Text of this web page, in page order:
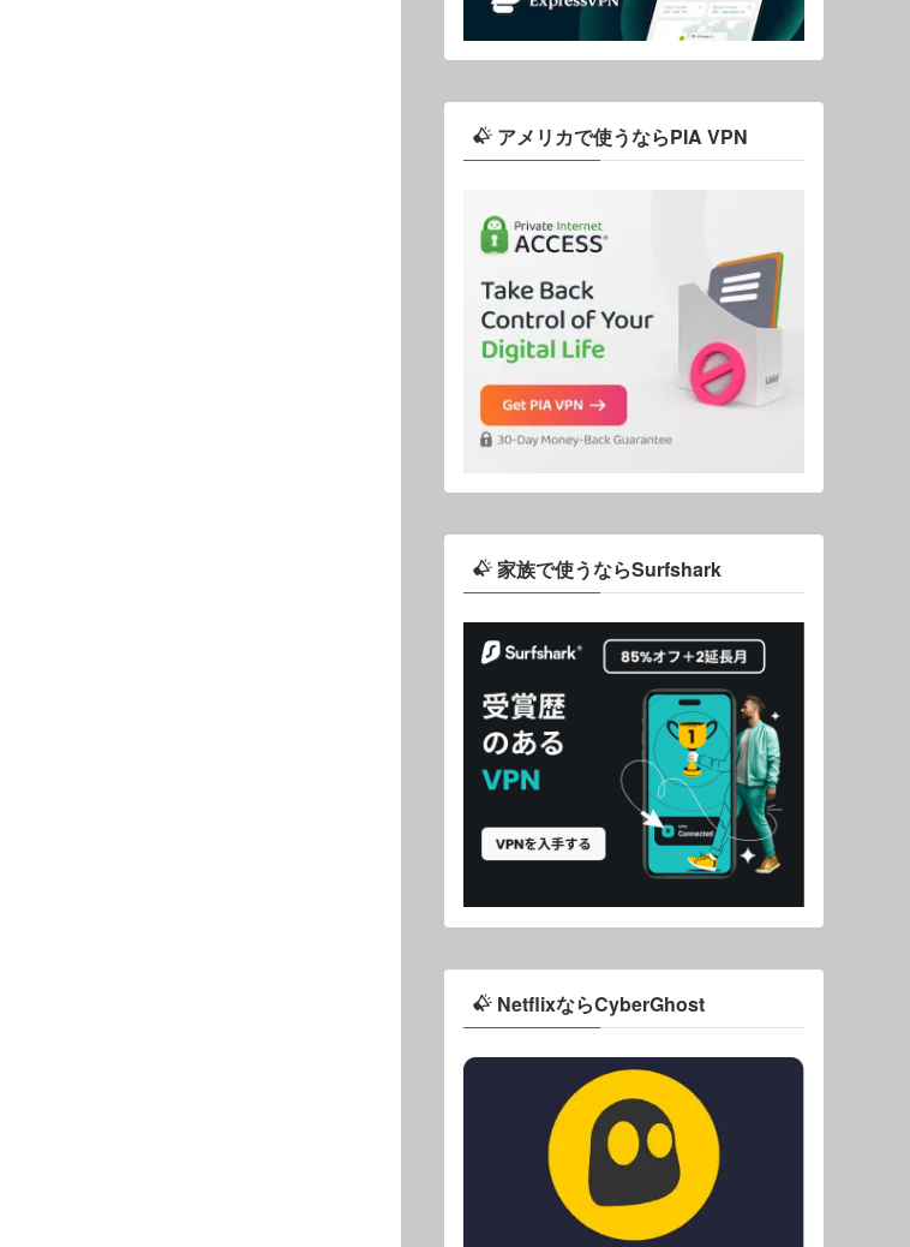
アメリカで使うならPIA VPN
家族で使うならSurfshark
NetflixならCyberGhost